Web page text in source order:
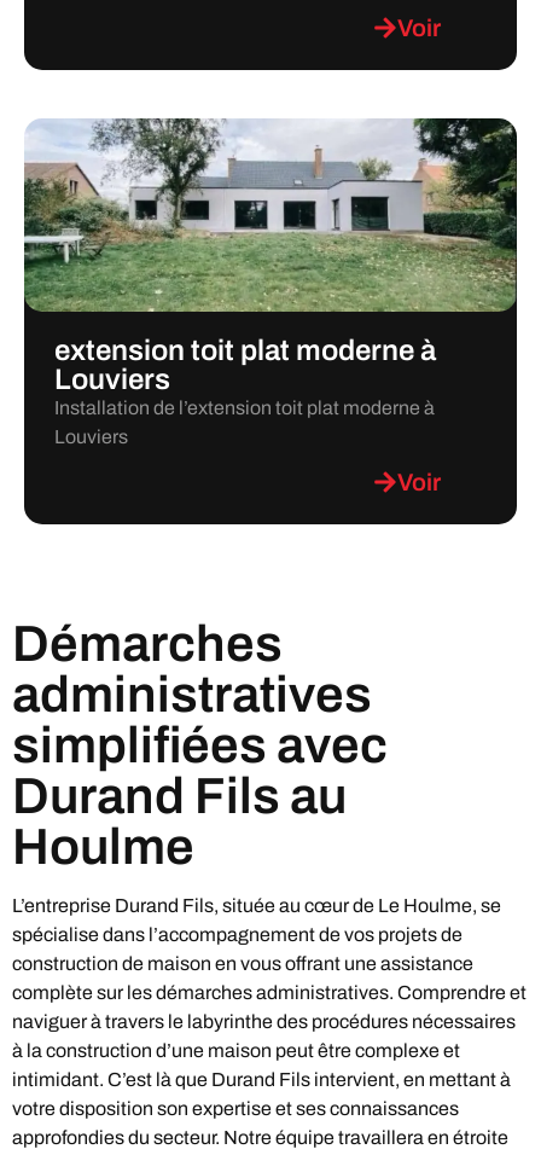
Voir
extension toit plat moderne à
Louviers
Installation de l’extension toit plat moderne à
Louviers
Voir
Démarches
administratives
simplifiées avec
Durand Fils au
Houlme
L’entreprise Durand Fils, située au cœur de Le Houlme, se
spécialise dans l’accompagnement de vos projets de
construction de maison en vous offrant une assistance
complète sur les démarches administratives. Comprendre et
naviguer à travers le labyrinthe des procédures nécessaires
à la construction d’une maison peut être complexe et
intimidant. C’est là que Durand Fils intervient, en mettant à
votre disposition son expertise et ses connaissances
approfondies du secteur. Notre équipe travaillera en étroite